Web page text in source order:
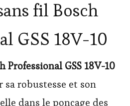
fil Bosch
GSS 18V-10
Professional GSS 18V-10
sa robustesse et son
dans le ponçage des